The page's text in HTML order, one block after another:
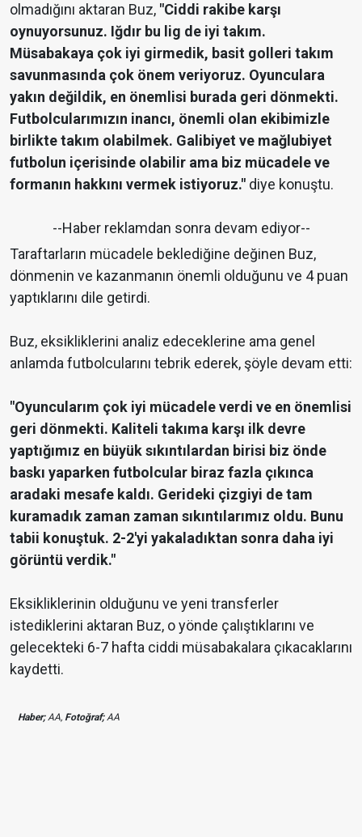
olmadığını aktaran Buz, "Ciddi rakibe karşı
oynuyorsunuz. Iğdır bu lig de iyi takım.
Müsabakaya çok iyi girmedik, basit golleri takım
savunmasında çok önem veriyoruz. Oyunculara
yakın değildik, en önemlisi burada geri dönmekti.
Futbolcularımızın inancı, önemli olan ekibimizle
birlikte takım olabilmek. Galibiyet ve mağlubiyet
futbolun içerisinde olabilir ama biz mücadele ve
formanın hakkını vermek istiyoruz." diye konuştu.
--Haber reklamdan sonra devam ediyor--
Taraftarların mücadele beklediğine değinen Buz,
dönmenin ve kazanmanın önemli olduğunu ve 4 puan
yaptıklarını dile getirdi.
Buz, eksikliklerini analiz edeceklerine ama genel
anlamda futbolcularını tebrik ederek, şöyle devam etti:
"Oyuncularım çok iyi mücadele verdi ve en önemlisi
geri dönmekti. Kaliteli takıma karşı ilk devre
yaptığımız en büyük sıkıntılardan birisi biz önde
baskı yaparken futbolcular biraz fazla çıkınca
aradaki mesafe kaldı. Gerideki çizgiyi de tam
kuramadık zaman zaman sıkıntılarımız oldu. Bunu
tabii konuştuk. 2-2'yi yakaladıktan sonra daha iyi
görüntü verdik."
Eksikliklerinin olduğunu ve yeni transferler
istediklerini aktaran Buz, o yönde çalıştıklarını ve
gelecekteki 6-7 hafta ciddi müsabakalara çıkacaklarını
kaydetti.
Haber;AA, Fotoğraf;AA